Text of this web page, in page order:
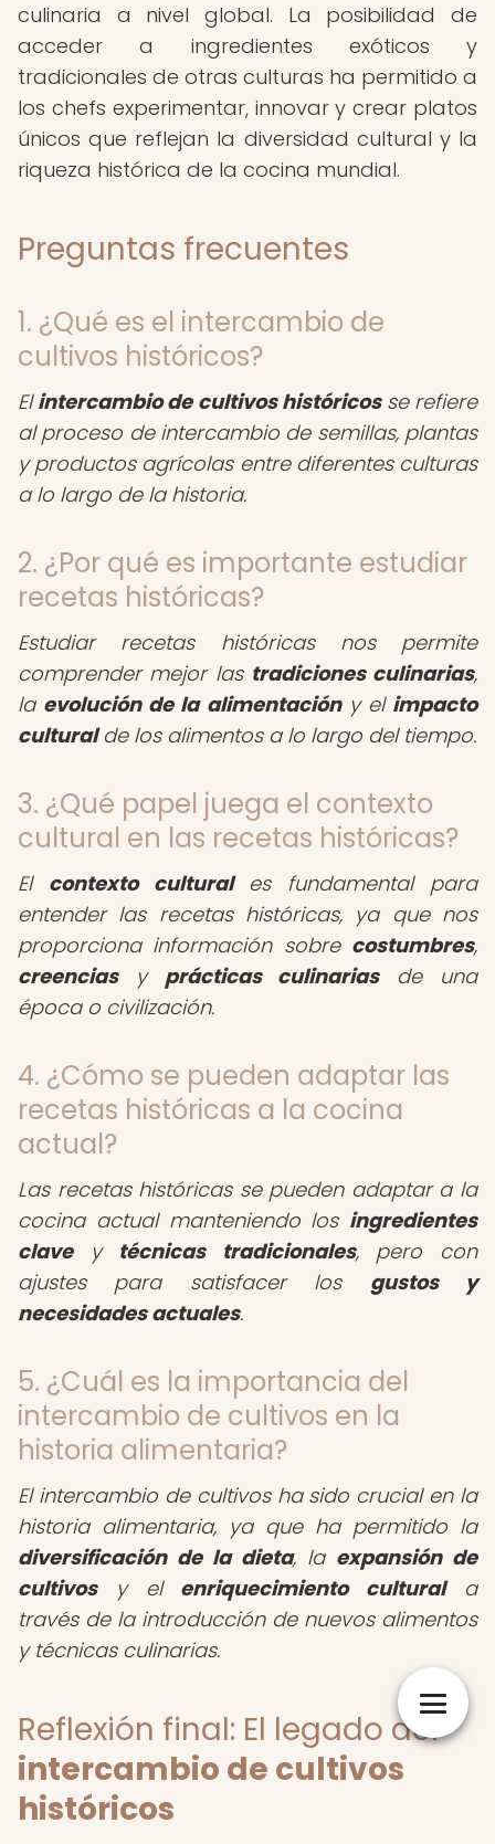
culinaria a nivel global. La posibilidad de
acceder a ingredientes exóticos y
tradicionales de otras culturas ha permitido a
los chefs experimentar, innovar y crear platos
únicos que reflejan la diversidad cultural y la
riqueza histórica de la cocina mundial.
Preguntas frecuentes
1. ¿Qué es el intercambio de
cultivos históricos?
Elintercambio de cultivos históricosse refiere
al proceso de intercambio de semillas, plantas
y productos agrícolas entre diferentes culturas
a lo largo de la historia.
2. ¿Por qué es importante estudiar
recetas históricas?
Estudiar recetas históricas nos permite
comprender mejor las tradiciones culinarias,
la evolución de la alimentacióny el impacto
culturalde los alimentos a lo largo del tiempo.
3. ¿Qué papel juega el contexto
cultural en las recetas históricas?
El contexto culturales fundamental para
entender las recetas históricas, ya que nos
proporciona información sobre costumbres,
creenciasy prácticas culinariasde una
época o civilización.
4. ¿Cómo se pueden adaptar las
recetas históricas a la cocina
actual?
Las recetas históricas se pueden adaptar a la
cocina actual manteniendo los ingredientes
clavey técnicas tradicionales, pero con
ajustes para satisfacer los gustos y
necesidades actuales.
5. ¿Cuál es la importancia del
intercambio de cultivos en la
historia alimentaria?
El intercambio de cultivos ha sido crucial en la
historia alimentaria, ya que ha permitido la
diversificación de la dieta, la expansión de
cultivosy el enriquecimiento culturala
través de la introducción de nuevos alimentos
y técnicas culinarias.
Reflexión final: El legado del
intercambio de cultivos
históricos